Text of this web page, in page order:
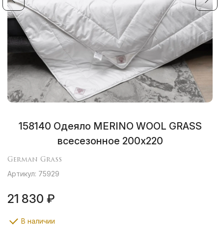
158140 Одеяло MERINO WOOL GRASS
всесезонное 200х220
German Grass
Артикул: 75929
21 830 ₽
В наличии